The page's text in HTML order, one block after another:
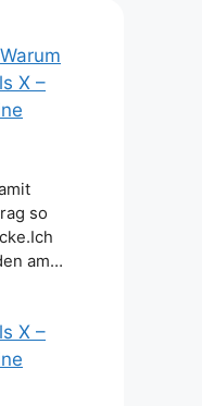
Warum
X –
so
am…
X –